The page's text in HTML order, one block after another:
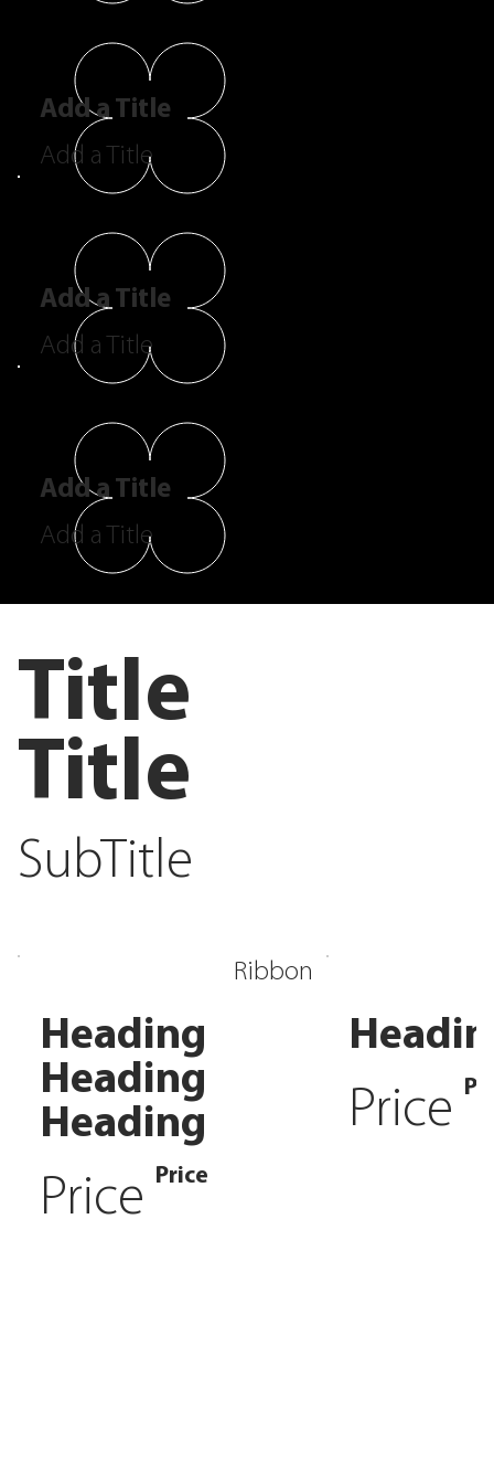
Add a Title
Add a Title
Add a Title
Add a Title
Add a Title
Add a Title
Title
Title
SubTitle
Ribbon
Heading
Heading
Heading
Price Price
Price